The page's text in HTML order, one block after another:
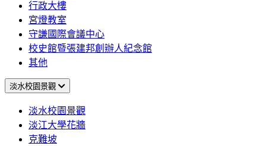
行政大樓
宮燈教室
守謙國際會議中心
校史館暨張建邦創辦人紀念館
其他
淡水校園景觀
淡水校園景觀
淡江大學花牆
克難坡